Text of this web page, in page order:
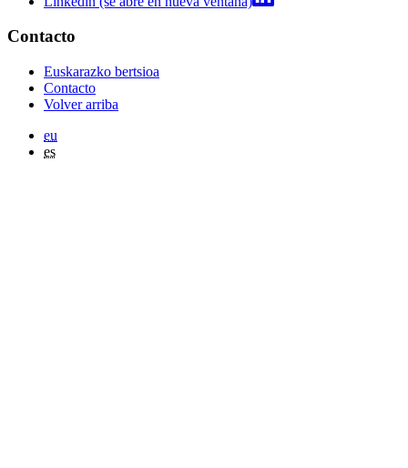
Contacto
Euskarazko bertsioa
Contacto
Volver arriba
eu
es